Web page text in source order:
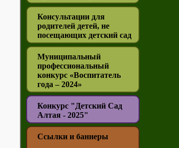
Консультации для
родителей детей, не
посещающих детский сад
Муниципальный
профессиональный
конкурс «Воспитатель
года – 2024»
Конкурс "Детский Сад
Алтая - 2025"
Ссылки и баннеры